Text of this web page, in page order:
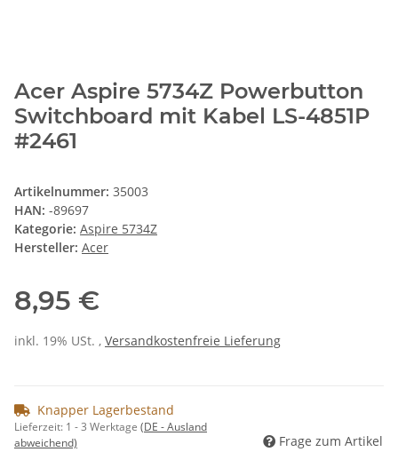
Acer Aspire 5734Z Powerbutton
Switchboard mit Kabel LS-4851P
#2461
Artikelnummer: 35003
HAN: -89697
Kategorie: Aspire 5734Z
Hersteller: Acer
8,95 €
inkl. 19% USt. , Versandkostenfreie Lieferung
Knapper Lagerbestand
Lieferzeit: 1 - 3 Werktage (DE - Ausland
abweichend)
Frage zum Artikel